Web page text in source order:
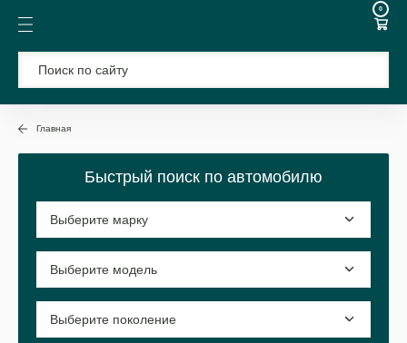
0
Главная
Быстрый поиск по автомобилю